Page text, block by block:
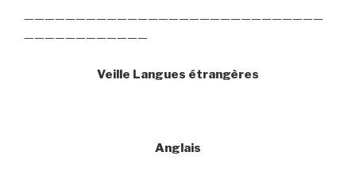
—————————————————————————————
————————————
Veille Langues étrangères
Anglais